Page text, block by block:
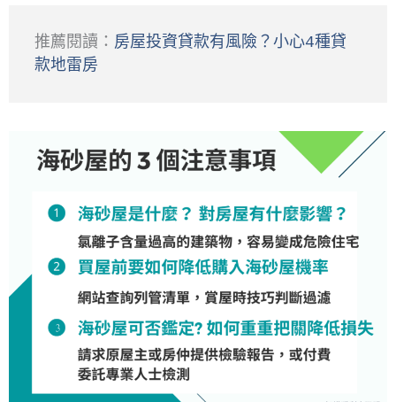
推薦閱讀： 房屋投資貸款有風險？小心4種貸
款地雷房